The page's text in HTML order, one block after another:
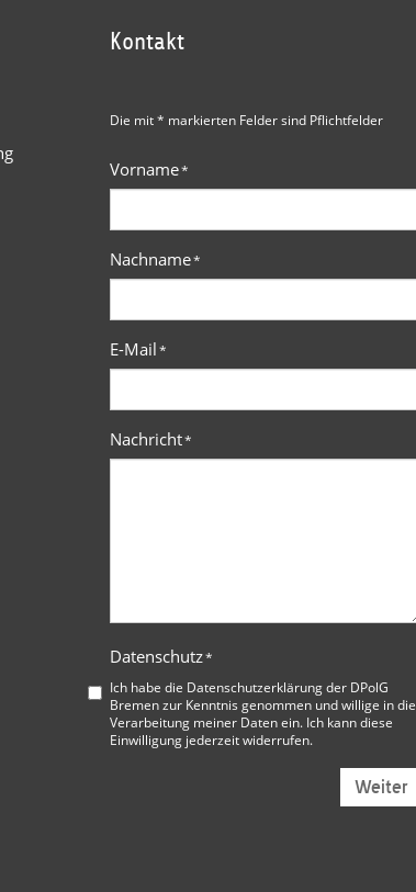
Kontakt
Die mit * markierten Felder sind Pflichtfelder
Vorname*
Nachname*
E-Mail*
Nachricht*
Datenschutz*
Ich habe die Datenschutzerklärung der DPolG
Bremenzur Kenntnis genommen und willige in die
Verarbeitung meiner Daten ein. Ich kann diese
Einwilligung jederzeit widerrufen.
Weiter